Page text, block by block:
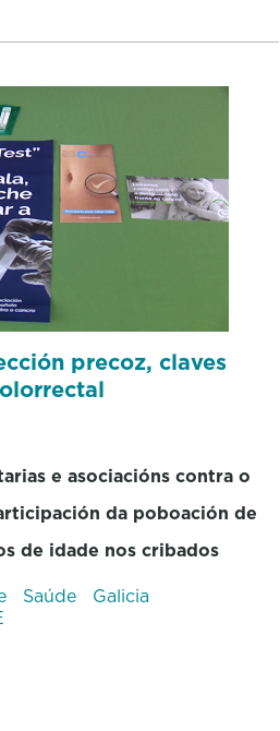
precoz, claves
e asociacións contra o
da poboación de
de idade nos cribados
Saúde
Galicia